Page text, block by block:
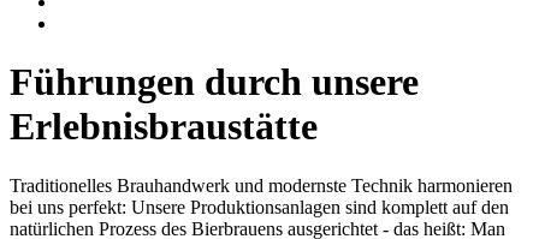
Führungen durch unsere
Erlebnisbraustätte
Traditionelles Brauhandwerk und modernste Technik harmonieren
bei uns perfekt: Unsere Produktionsanlagen sind komplett auf den
natürlichen Prozess des Bierbrauens ausgerichtet - das heißt: Man